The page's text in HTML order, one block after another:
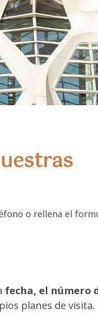
o rellena el
fecha, el número
planes de visita.